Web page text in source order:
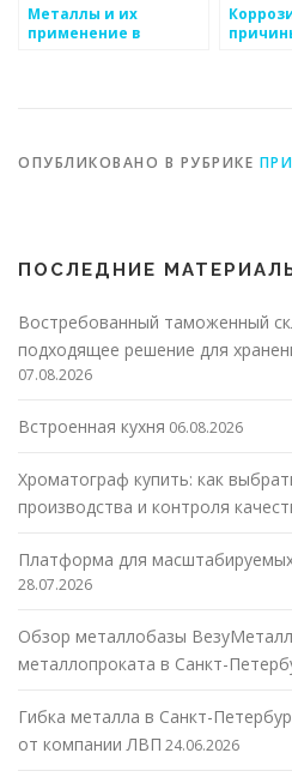
Металлы и их
применение в
ОПУБЛИКОВАНО В РУБРИКЕ
ПОСЛЕДНИЕ
Востребованный таможенный
подходящее решение для
07.08.2026
Встроенная кухня 06.08.2026
Хроматограф купить: как
производства и контроля
Платформа для
28.07.2026
Обзор металлобазы
металлопроката в Санкт-
Гибка металла в Санкт-
от компании ЛВП 24.06.2026